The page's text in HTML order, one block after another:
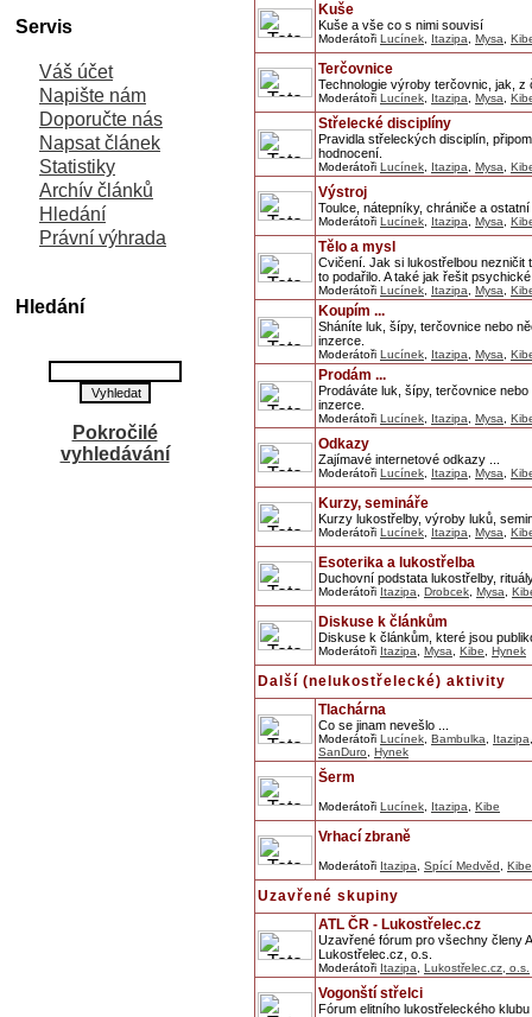
Servis
Váš účet
Napište nám
Doporučte nás
Napsat článek
Statistiky
Archív článků
Hledání
Právní výhrada
Hledání
Pokročilé
vyhledávání
Kuše
Kuše a vše co s nimi souvisí
Moderátoři Lucínek Itazipa Mysa
Terčovnice
Technologie výroby terčovnic, jak, z
Moderátoři Lucínek Itazipa Mysa
Střelecké disciplíny
Pravidla střeleckých disciplín,
hodnocení.
Moderátoři Lucínek Itazipa Mysa
Výstroj
Toulce, nátepníky, chrániče a
Moderátoři Lucínek Itazipa Mysa
Tělo a mysl
Cvičení. Jak si lukostřelbou nezničit
to podařilo. A také jak řešit
Moderátoři Lucínek Itazipa Mysa
Koupím ...
Sháníte luk, šípy, terčovnice nebo
inzerce.
Moderátoři Lucínek Itazipa Mysa
Prodám ...
Prodáváte luk, šípy, terčovnice
inzerce.
Moderátoři Lucínek Itazipa Mysa
Odkazy
Zajímavé internetové odkazy ...
Moderátoři Lucínek Itazipa Mysa
Kurzy, semináře
Kurzy lukostřelby, výroby luků,
Moderátoři Lucínek Itazipa Mysa
Esoterika a lukostřelba
Duchovní podstata lukostřelby,
Moderátoři Itazipa Drobcek Mysa
Diskuse k článkům
Diskuse k článkům, které jsou
Moderátoři Itazipa Mysa Kibe Hynek
Další (nelukostřelecké) aktivity
Tlachárna
Co se jinam nevešlo ...
Moderátoři Lucínek Bambulka Itazipa
SanDuro
Hynek
Šerm
Moderátoři Lucínek Itazipa Kibe
Vrhací zbraně
Moderátoři Itazipa Spící Medvěd Kibe
Uzavřené skupiny
ATL ČR - Lukostřelec.cz
Uzavřené fórum pro všechny členy
Lukostřelec.cz, o.s.
Moderátoři Itazipa Lukostřelec.cz, o.s.
Vogonští střelci
Fórum elitního lukostřeleckého